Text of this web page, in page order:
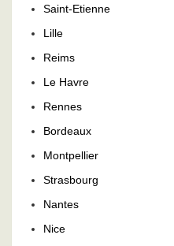
Saint-Etienne
Lille
Reims
Le Havre
Rennes
Bordeaux
Montpellier
Strasbourg
Nantes
Nice